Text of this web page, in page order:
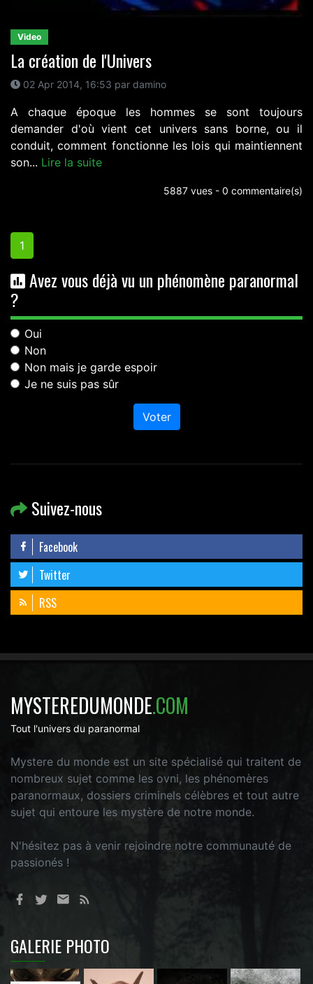
Video
La création de l'Univers
02 Apr 2014, 16:53 par damino
A chaque époque les hommes se sont toujours
demander d'où vient cet univers sans borne, ou il
conduit, comment fonctionne les lois qui maintiennent
son... Lire la suite
5887 vues - 0 commentaire(s)
1
Avez vous déjà vu un phénomène paranormal
?
Oui
Non
Non mais je garde espoir
Je ne suis pas sûr
Voter
Suivez-nous
Facebook
Twitter
RSS
MYSTEREDUMONDE.COM
Tout l'univers du paranormal
Mystere du monde est un site spécialisé qui traitent de
nombreux sujet comme les ovni, les phénomères
paranormaux, dossiers criminels célèbres et tout autre
sujet qui entoure les mystère de notre monde.
N'hésitez pas à venir rejoindre notre communauté de
passionés !
GALERIE PHOTO